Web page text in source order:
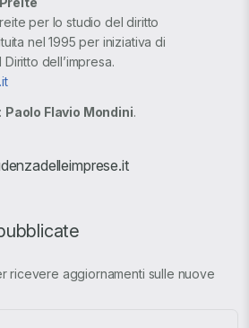
per lo studio del diritto
nel 1995 per iniziativa di
dell’impresa.
Paolo Flavio Mondini.
ricevere aggiornamenti sulle nuove